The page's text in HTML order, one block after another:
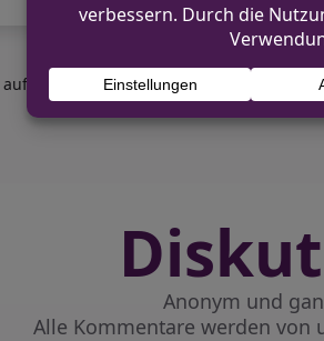
L697 bei Attendorn
Anonym und
Alle Kommentare werden von